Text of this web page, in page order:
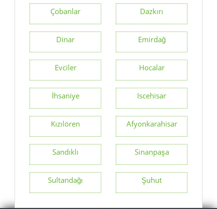
Çobanlar Dazkırı
Dinar Emirdağ
Evciler Hocalar
İhsaniye Iscehisar
Kızılören Afyonkarahisar
Sandıklı Sinanpaşa
Sultandağı Şuhut